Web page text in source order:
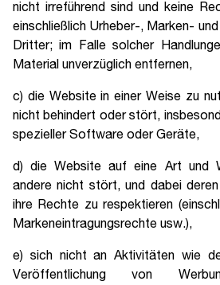
nicht irreführend sind und keine
einschließlich Urheber-, Marken-
Dritter; im Falle solcher
Material unverzüglich entfernen,
c) die Website in einer Weise zu
nicht behindert oder stört,
spezieller Software oder Geräte,
d) die Website auf eine Art und
andere nicht stört, und dabei
ihre Rechte zu respektieren
Markeneintragungsrechte usw.),
e) sich nicht an Aktivitäten wie
Veröffentlichung von